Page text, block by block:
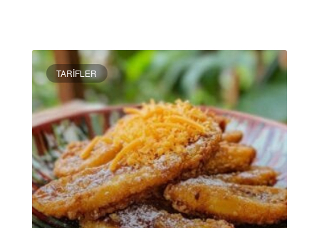
TARIFLER